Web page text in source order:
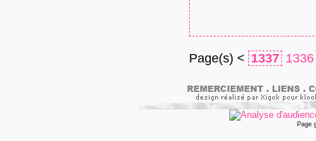
Page(s) < 1337 1336
Page